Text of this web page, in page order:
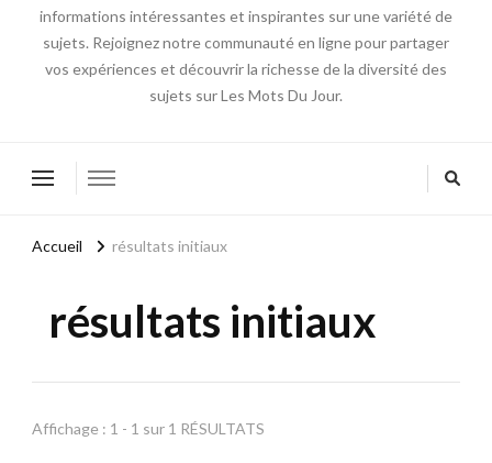
informations intéressantes et inspirantes sur une variété de
sujets. Rejoignez notre communauté en ligne pour partager
vos expériences et découvrir la richesse de la diversité des
sujets sur Les Mots Du Jour.
Accueil résultats initiaux
résultats initiaux
Affichage : 1 - 1 sur 1 RÉSULTATS